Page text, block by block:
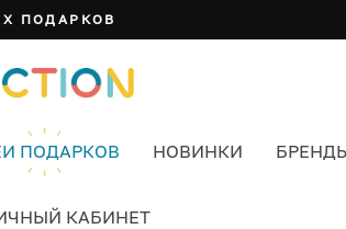
ПОДАРКОВ
ПОДАРКОВ НОВИНКИ
КАБИНЕТ